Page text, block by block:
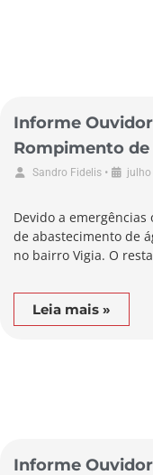
Informe
Rompimento
Município de
Sandro Fidelis • julho
Devido a
de abastecimento de
no bairro Vigia. O
Leia mais »
Informe